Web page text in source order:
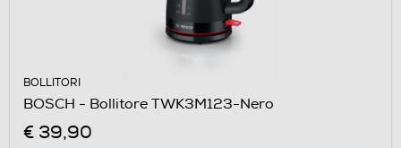
BOLLITORI
BOSCH - Bollitore TWK3M123-Nero
€ 39,90